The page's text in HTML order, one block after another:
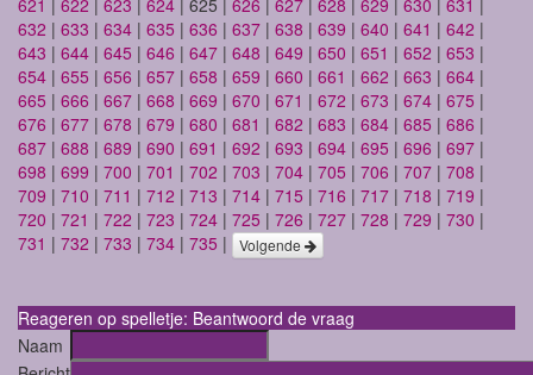
632 | 633 | 634 | 635 | 636 | 637 | 638 | 639 | 640 | 641 | 642 |
643 | 644 | 645 | 646 | 647 | 648 | 649 | 650 | 651 | 652 | 653 |
654 | 655 | 656 | 657 | 658 | 659 | 660 | 661 | 662 | 663 | 664 |
665 | 666 | 667 | 668 | 669 | 670 | 671 | 672 | 673 | 674 | 675 |
676 | 677 | 678 | 679 | 680 | 681 | 682 | 683 | 684 | 685 | 686 |
687 | 688 | 689 | 690 | 691 | 692 | 693 | 694 | 695 | 696 | 697 |
698 | 699 | 700 | 701 | 702 | 703 | 704 | 705 | 706 | 707 | 708 |
709 | 710 | 711 | 712 | 713 | 714 | 715 | 716 | 717 | 718 | 719 |
720 | 721 | 722 | 723 | 724 | 725 | 726 | 727 | 728 | 729 | 730 |
731 | 732 | 733 | 734 | 735 | Volgende
Reageren op spelletje: Beantwoord de vraag
Naam